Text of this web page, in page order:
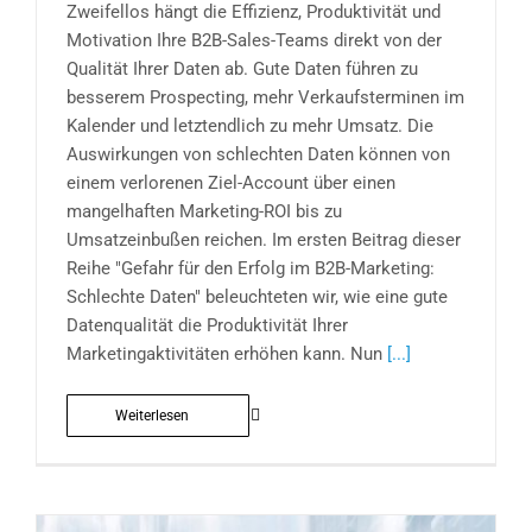
Zweifellos hängt die Effizienz, Produktivität und
Motivation Ihre B2B-Sales-Teams direkt von der
Qualität Ihrer Daten ab. Gute Daten führen zu
besserem Prospecting, mehr Verkaufsterminen im
Kalender und letztendlich zu mehr Umsatz. Die
Auswirkungen von schlechten Daten können von
einem verlorenen Ziel-Account über einen
mangelhaften Marketing-ROI bis zu
Umsatzeinbußen reichen. Im ersten Beitrag dieser
Reihe "Gefahr für den Erfolg im B2B-Marketing:
Schlechte Daten" beleuchteten wir, wie eine gute
Datenqualität die Produktivität Ihrer
Marketingaktivitäten erhöhen kann. Nun [...]
Weiterlesen